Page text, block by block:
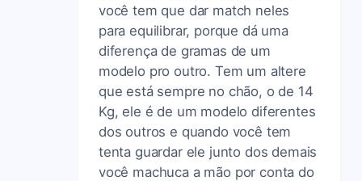
você tem que dar match neles
para equilibrar, porque dá uma
diferença de gramas de um
modelo pro outro. Tem um altere
que está sempre no chão, o de 14
Kg, ele é de um modelo diferentes
dos outros e quando você tem
tenta guardar ele junto dos demais
você machuca a mão por conta do